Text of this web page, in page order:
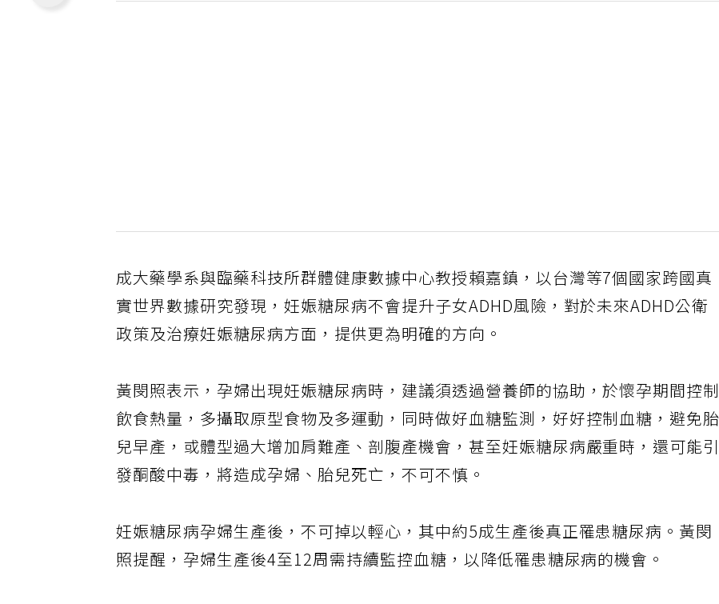
成大藥學系與臨藥科技所群體健康數據中心教授賴嘉鎮，以台灣等7個國家跨國真
實世界數據研究發現，妊娠糖尿病不會提升子女ADHD風險，對於未來ADHD公衛
政策及治療妊娠糖尿病方面，提供更為明確的方向。
黃閔照表示，孕婦出現妊娠糖尿病時，建議須透過營養師的協助，於懷孕期間控制
飲食熱量，多攝取原型食物及多運動，同時做好血糖監測，好好控制血糖，避免胎
兒早產，或體型過大增加肩難產、剖腹產機會，甚至妊娠糖尿病嚴重時，還可能引
發酮酸中毒，將造成孕婦、胎兒死亡，不可不慎。
妊娠糖尿病孕婦生產後，不可掉以輕心，其中約5成生產後真正罹患糖尿病。黃閔
照提醒，孕婦生產後4至12周需持續監控血糖，以降低罹患糖尿病的機會。